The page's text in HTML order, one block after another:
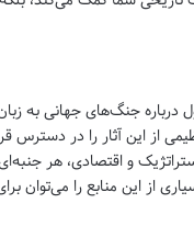
جنگ‌های جهانی به
از این آثار را در دسترس
و اقتصادی، هر
از این منابع را می‌توان